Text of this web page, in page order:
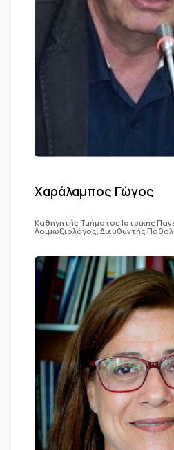
Χαράλαμπος Γώγος
Καθηγητής Τμήματος Ιατρικής
Λοιμωξιολόγος, Διευθυντής